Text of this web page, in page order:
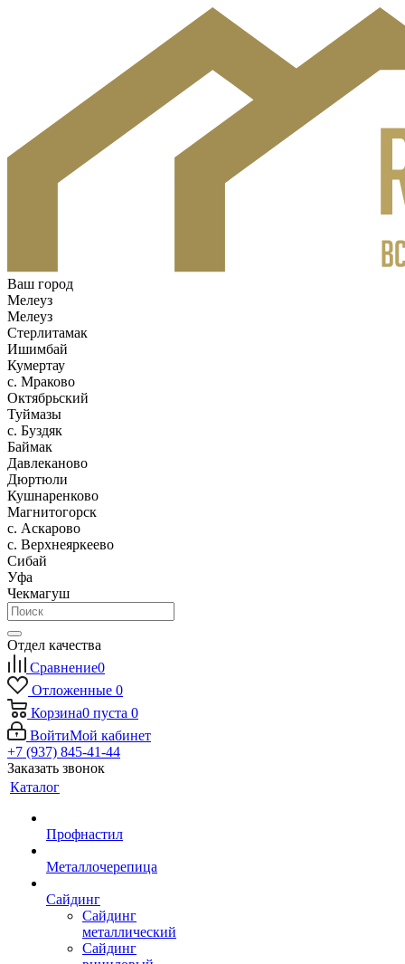
Ваш город
Мелеуз
Мелеуз
Стерлитамак
Ишимбай
Кумертау
c. Мраково
Октябрьский
Туймазы
c. Буздяк
Баймак
Давлеканово
Дюртюли
Кушнаренково
Магнитогорск
с. Аскарово
с. Верхнеяркеево
Сибай
Уфа
Чекмагуш
Отдел качества
Сравнение0
Отложенные 0
Корзина0 пуста 0
ВойтиМой кабинет
+7 (937) 845-41-44
Заказать звонок
Каталог
Профнастил
Металлочерепица
Сайдинг
Сайдинг
металлический
Сайдинг